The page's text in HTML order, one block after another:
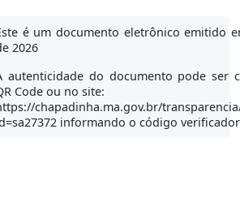
é um documento eletrônico emitido
2026
autenticidade do documento pode ser
Code ou no site:
chapadinha.ma.gov.br/
informando o código